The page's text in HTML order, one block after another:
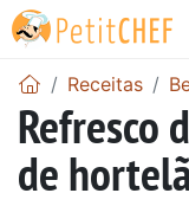
Receitas
Refresco
de